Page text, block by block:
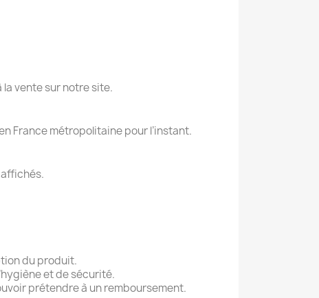
vente sur notre site.
France métropolitaine pour l’instant.
du produit.
et de sécurité.
prétendre à un remboursement.